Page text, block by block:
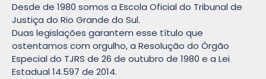
Desde de 1980 somos a Escola Oficial do Tribunal de
Justiça do Rio Grande do Sul.
Duas legislações garantem esse título que
ostentamos com orgulho, a Resolução do Órgão
Especial do TJRS de 26 de outubro de 1980 e a Lei
Estadual 14.597 de 2014.